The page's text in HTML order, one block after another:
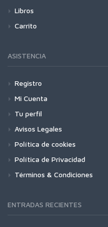
Libros
Carrito
ASISTENCIA
Registro
Mi Cuenta
Tu perfil
Avisos Legales
Política de cookies
Política de Privacidad
Términos & Condiciones
ENTRADAS RECIENTES